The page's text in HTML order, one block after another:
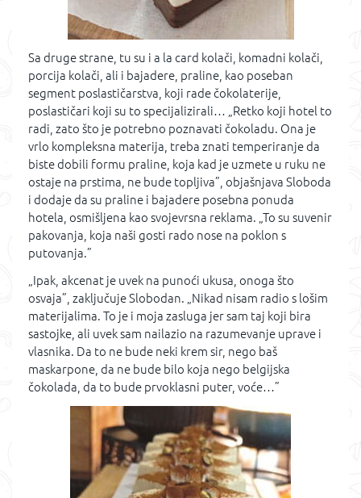
Sa druge strane, tu su i a la card kolači, komadni kolači,
porcija kolači, ali i bajadere, praline, kao poseban
segment poslastičarstva, koji rade čokolaterije,
poslastičari koji su to specijalizirali… „Retko koji hotel to
radi, zato što je potrebno poznavati čokoladu. Ona je
vrlo kompleksna materija, treba znati temperiranje da
biste dobili formu praline, koja kad je uzmete u ruku ne
ostaje na prstima, ne bude topljiva”, objašnjava Sloboda
i dodaje da su praline i bajadere posebna ponuda
hotela, osmišljena kao svojevrsna reklama. „To su suvenir
pakovanja, koja naši gosti rado nose na poklon s
putovanja.”
„Ipak, akcenat je uvek na punoći ukusa, onoga što
osvaja”, zaključuje Slobodan. „Nikad nisam radio s lošim
materijalima. To je i moja zasluga jer sam taj koji bira
sastojke, ali uvek sam nailazio na razumevanje uprave i
vlasnika. Da to ne bude neki krem sir, nego baš
maskarpone, da ne bude bilo koja nego belgijska
čokolada, da to bude prvoklasni puter, voće…”